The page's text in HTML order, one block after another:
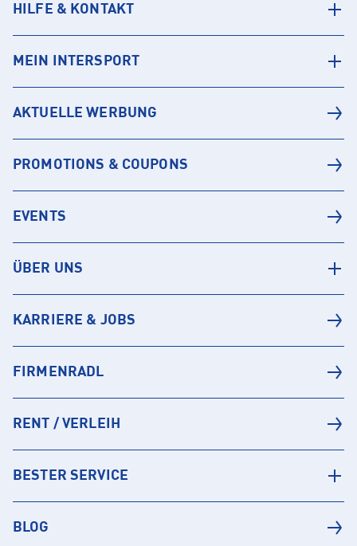
HILFE & KONTAKT
MEIN INTERSPORT
AKTUELLE WERBUNG
PROMOTIONS & COUPONS
EVENTS
ÜBER UNS
KARRIERE & JOBS
FIRMENRADL
RENT / VERLEIH
BESTER SERVICE
BLOG